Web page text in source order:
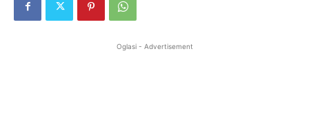
Oglasi - Advertisement